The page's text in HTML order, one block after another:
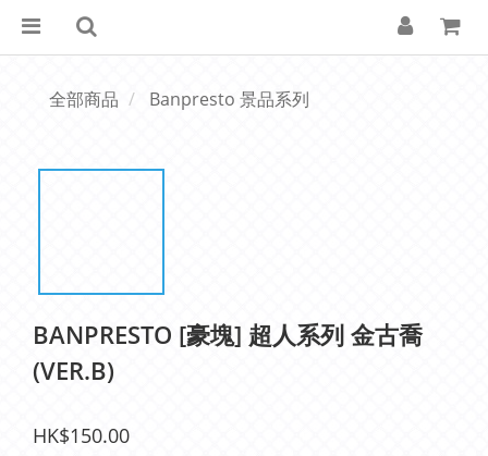
全部商品 Banpresto 景品系列
BANPRESTO [豪塊] 超人系列 金古喬
(VER.B)
HK$150.00